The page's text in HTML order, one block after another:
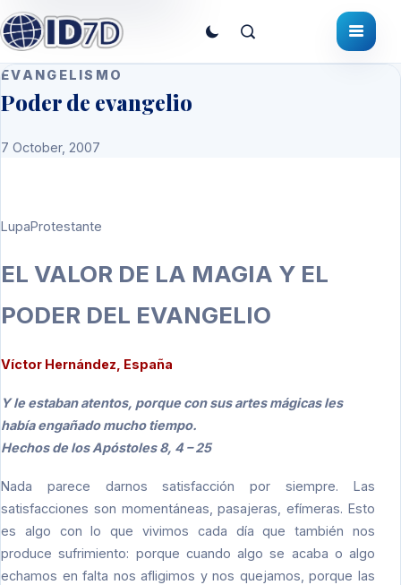
EVANGELISMO
Poder de evangelio
7 October, 2007
LupaProtestante
EL VALOR DE LA MAGIA Y EL
PODER DEL EVANGELIO
Víctor Hernández, España
Y le estaban atentos, porque con sus artes mágicas les
había engañado mucho tiempo.
Hechos de los Apóstoles 8, 4 – 25
Nada parece darnos satisfacción por siempre. Las
satisfacciones son momentáneas, pasajeras, efímeras. Esto
es algo con lo que vivimos cada día que también nos
produce sufrimiento: porque cuando algo se acaba o algo
echamos en falta nos afligimos y nos quejamos, porque las